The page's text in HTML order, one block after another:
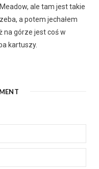
ale tam jest takie
a potem jechałem
na górze jest coś w
kartuszy.